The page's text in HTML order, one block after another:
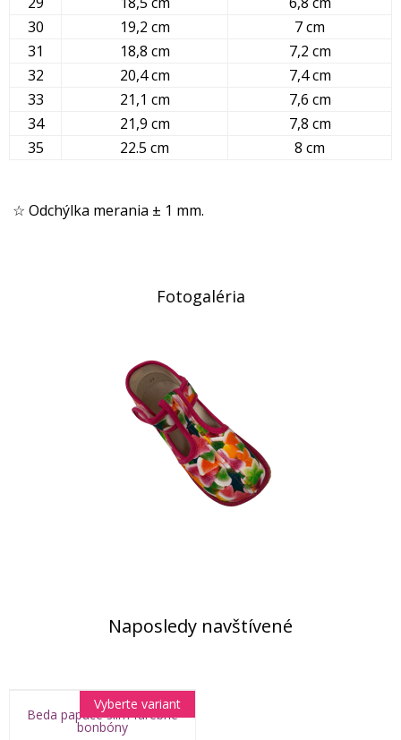
30
19,2 cm
7 cm
31
18,8 cm
7,2 cm
32
20,4 cm
7,4 cm
33
21,1 cm
7,6 cm
34
21,9 cm
7,8 cm
35
22.5 cm 8 cm
☆ Odchýlka merania ± 1 mm.
Fotogaléria
Naposledy navštívené
Beda papuče slim farebné
bonbóny
Vyberte variant